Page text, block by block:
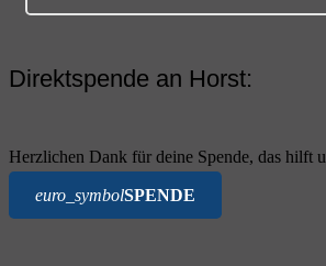
Direktspende an Horst:
Herzlichen Dank für deine Spende, das hilft
euro_symbolSPENDE